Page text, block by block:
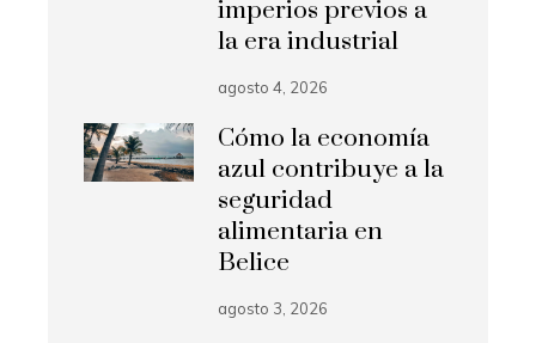
imperios previos a
la era industrial
agosto 4, 2026
Cómo la economía
azul contribuye a la
seguridad
alimentaria en
Belice
agosto 3, 2026